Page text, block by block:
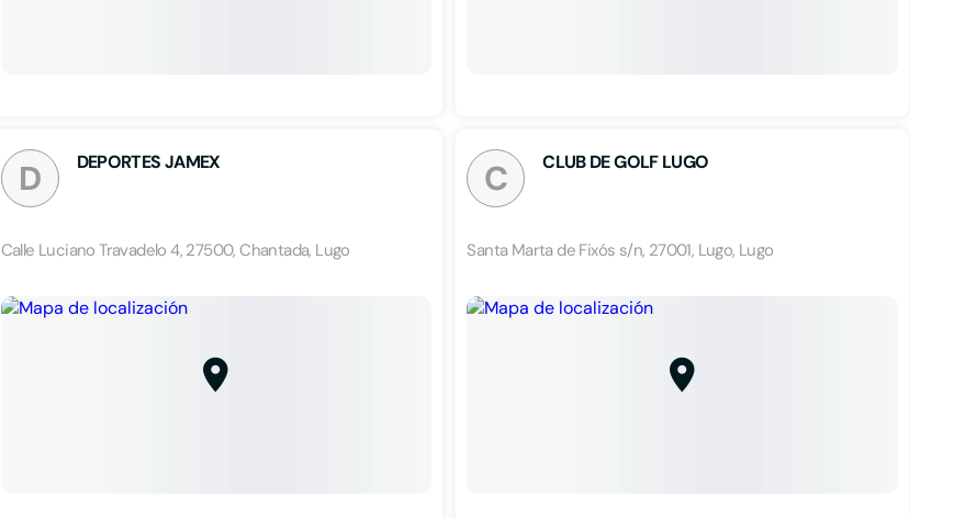
D DEPORTES JAMEX
Calle Luciano Travadelo 4, 27500, Chantada, Lugo
C CLUB DE GOLF LUGO
Santa Marta de Fixós s/n, 27001, Lugo, Lugo